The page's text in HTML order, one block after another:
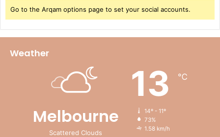
Go to the Arqam options page to set your social accounts.
Weather
Melbourne
Scattered Clouds
13 ℃
14º - 11º
73%
1.58 km/h